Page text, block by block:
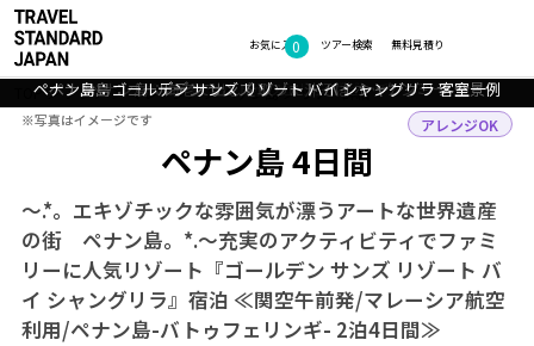
お気に入り
0 無料見積り
ツアー検索
TOP アジア マレーシア ペナン島 ツアー詳細
ペナン島 4日間
～.*。エキゾチックな雰囲気が漂うアートな世界遺産
の街 ペナン島。*.～充実のアクティビティでファミ
リーに人気リゾート『ゴールデン サンズ リゾート バ
イ シャングリラ』宿泊 ≪関空午前発/マレーシア航空
利用/ペナン島-バトゥフェリンギ- 2泊4日間≫
アレンジOK
ペナン島：バトゥフェリンギビーチ
ペナン島：海老で出しを取った汁そば ホッケンミー
ペナン島：ゴールデン サンズ リゾート バイ シャングリラ 全景
ペナン島：ゴールデン サンズ リゾート バイ シャングリラ 客室一例
ペナン島：ゴールデン サンズ リゾート バイ シャングリラ スプラッシ
ュゾーン
フォトギャラリー
※写真はイメージです
※写真はイメージです